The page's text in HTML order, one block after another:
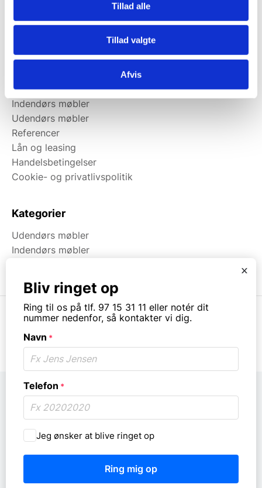
Tillad alle
Tillad valgte
Afvis
Kortbetaling
Om Østergaard Interiéur
Indendørs møbler
Udendørs møbler
Referencer
Lån og leasing
Handelsbetingelser
Cookie- og privatlivspolitik
Kategorier
Udendørs møbler
Indendørs møbler
x
Bliv ringet op
Ring til os på tlf. 97 15 31 11 eller notér dit
nummer nedenfor, så kontakter vi dig.
Navn *
Telefon *
Må
vi
ringe
Jeg ønsker at blive ringet op